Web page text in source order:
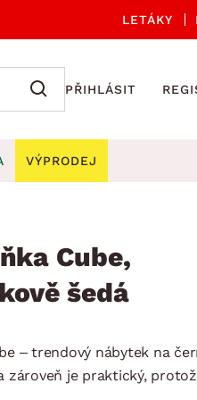
LETÁKY
PŘIHLÁSIT
Zobrazit
židle a křesla
Zahradní lavice
houpačky
lehátka
VÝPRODEJ
Cube,
šedá
– trendový nábytek na
zároveň je praktický,